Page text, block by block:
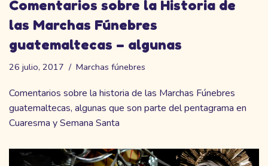
Comentarios sobre la Historia de
las Marchas Fúnebres
guatemaltecas – algunas
26 julio, 2017 Marchas fúnebres
Comentarios sobre la historia de las Marchas Fúnebres
guatemaltecas, algunas que son parte del pentagrama en
Cuaresma y Semana Santa